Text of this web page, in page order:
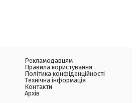
Рекламодавцям
Правила користування
Політика конфіденційності
Технічна інформація
Контакти
Архів